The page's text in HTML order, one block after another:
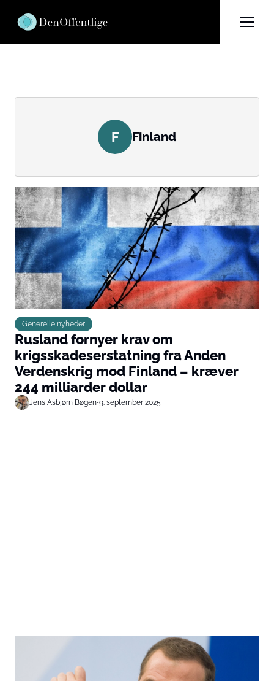
F Finland
Generelle nyheder
Rusland fornyer krav om
krigsskadeserstatning fra Anden
Verdenskrig mod Finland – kræver
244 milliarder dollar
Jens Asbjørn Bøgen•9. september 2025